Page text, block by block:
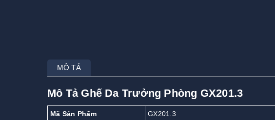
MÔ TẢ
Mô Tả Ghế Da Trưởng Phòng GX201.3
Mã Sản Phẩm GX201.3